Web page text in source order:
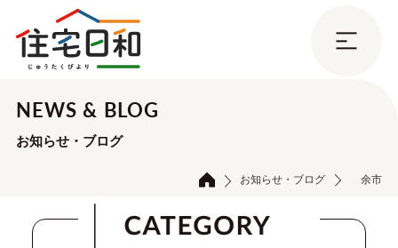
NEWS & BLOG
お知らせ・ブログ
お知らせ・ブログ 余市